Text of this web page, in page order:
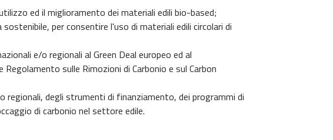
ed il miglioramento dei materiali edili bio-based;
per consentire l'uso di materiali edili circolari di
e/o regionali al Green Deal europeo ed al
sulle Rimozioni di Carbonio e sul Carbon
regionali, degli strumenti di finanziamento, dei programmi di
di carbonio nel settore edile.